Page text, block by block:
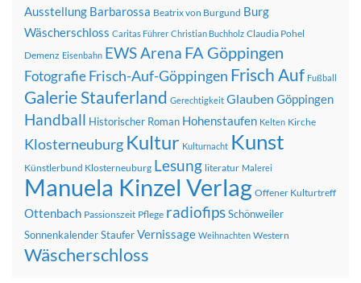
Ausstellung Barbarossa Beatrix von Burgund Burg
Wäscherschloss Caritas Führer Christian Buchholz Claudia Pohel
Demenz Eisenbahn EWS Arena FA Göppingen
FotografieFrisch-Auf-Göppingen Frisch Auf Fußball
Galerie Stauferland Gerechtigkeit Glauben Göppingen
Handball Historischer Roman Hohenstaufen Kelten Kirche
Klosterneuburg Kultur Kulturnacht Kunst
Künstlerbund Klosterneuburg Lesung literatur Malerei
Manuela Kinzel Verlag Offener Kulturtreff
Ottenbach Passionszeit Pflege radiofipsSchönweiler
SonnenkalenderStauferVernissage Weihnachten Western
Wäscherschloss